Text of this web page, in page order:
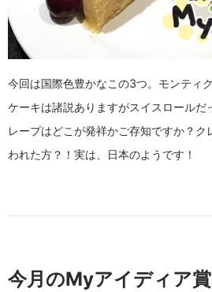
今回は国際色豊かなこの3つ。モンティ
ケーキは諸説ありますがスイスロールだ
レープはどこが発祥かご存知ですか？ク
われた方？！実は、日本のようです！
今月のMyアイディア賞